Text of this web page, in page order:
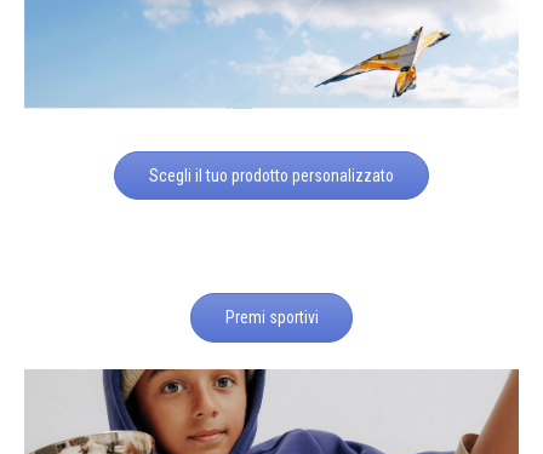
Scegli il tuo prodotto personalizzato
Premi sportivi